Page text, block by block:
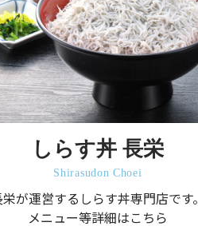
しらす丼 長栄
Shirasudon Choei
栄が運営するしらす丼専門店です。
メニュー等詳細はこちら